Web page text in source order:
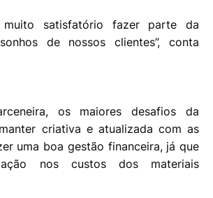
satisfatório fazer parte da
de nossos clientes”, conta
os maiores desafios da
criativa e atualizada com as
uma boa gestão financeira, já que
nos custos dos materiais